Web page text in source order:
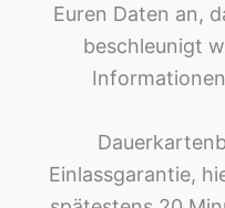
Euren Daten an,
beschleunigt
Einlassgarantie,